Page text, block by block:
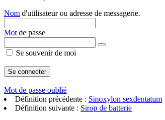
Nom d'utilisateur ou adresse de messagerie.
Mot de passe
Se souvenir de moi
Mot de passe oublié
Définition précédente : Sinoxylon sexdentatum
Définition suivante : Sirop de batterie